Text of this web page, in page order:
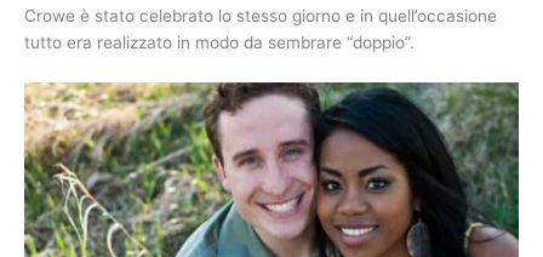
Crowe è stato celebrato lo stesso giorno e in quell’occasione
tutto era realizzato in modo da sembrare “doppio”.